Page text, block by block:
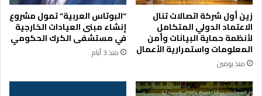
خ
ط
و
ط
ا
ل
م
زين أول شركة اتصالات تنال
الاعتماد الدولي المتكامل
لأنظمة حماية البيانات وأمن
المعلومات واستمرارية الأعمال
منذ يومين
“البوتاس العربية” تمول مشروع
إنشاء مبنى العيادات الخارجية
في مستشفى الكرك الحكومي
منذ 3 أيام